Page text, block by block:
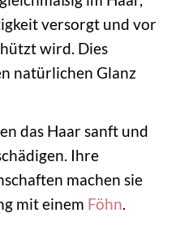
versorgt und vor
wird. Dies
natürlichen Glanz
das Haar sanft und
Ihre
machen sie
mit einem Föhn.